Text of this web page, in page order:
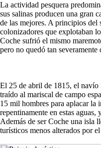
La actividad pesquera
sus salinas producen una gran
de las mejores. A principios
colonizadores que explotaban
Coche sufrió el mismo
pero no quedó tan severamente
El 25 de abril de 1815, el navío
traído al mariscal de campo
15 mil hombres para aplacar la
repentinamente en estas
Además de ser Coche una isla
turísticos menos alterados por